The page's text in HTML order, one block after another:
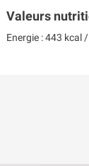
Valeurs
Energie : 443 kcal